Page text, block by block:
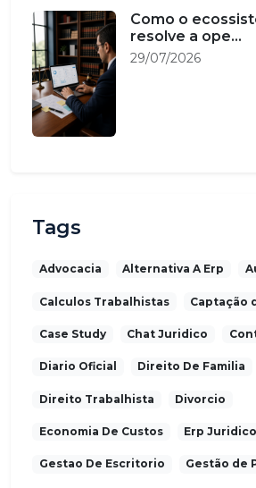
Como o
resolve a ope...
29/07/2026
Tags
Advocacia Alternativa A Erp
Calculos Trabalhistas Captação
Case Study Chat Juridico
Diario Oficial Direito De Familia
Direito Trabalhista Divorcio
Economia De Custos Erp Juridico
Gestao De Escritorio Gestão de